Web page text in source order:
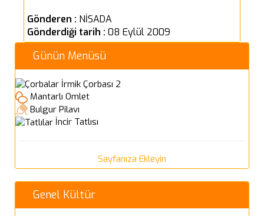
Gönderen : NİSADA
Gönderdiği tarih : 08 Eylül 2009
Günün Menüsü
İrmik Çorbası 2
Mantarlı Omlet
Bulgur Pilavı
İncir Tatlısı
Sayfanıza Ekleyin
Genel Kültür